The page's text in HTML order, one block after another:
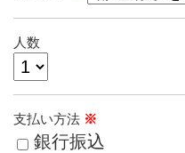
人数
支払い方法 ※
銀行振込